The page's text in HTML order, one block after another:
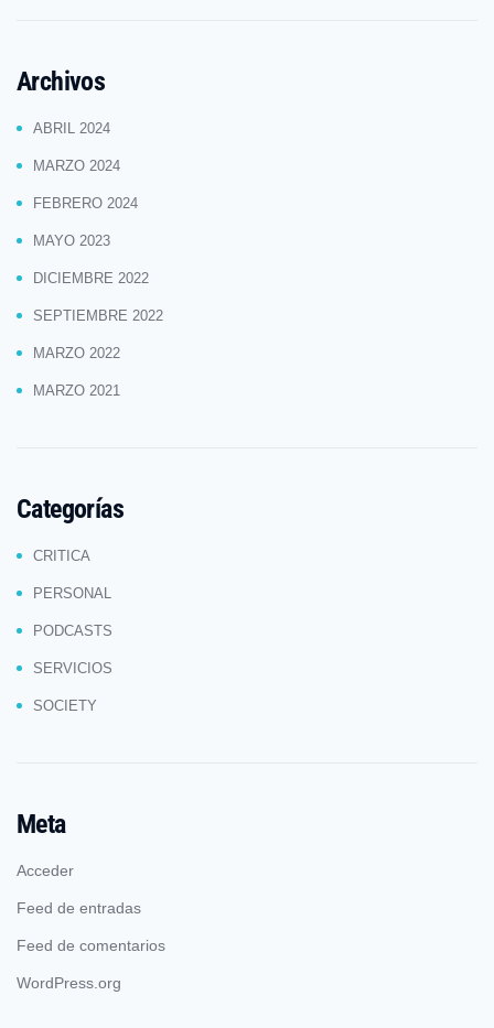
Archivos
ABRIL 2024
MARZO 2024
FEBRERO 2024
MAYO 2023
DICIEMBRE 2022
SEPTIEMBRE 2022
MARZO 2022
MARZO 2021
Categorías
CRITICA
PERSONAL
PODCASTS
SERVICIOS
SOCIETY
Meta
Acceder
Feed de entradas
Feed de comentarios
WordPress.org